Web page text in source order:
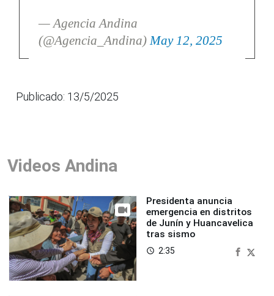
— Agencia Andina
(@Agencia_Andina)May 12, 2025
Publicado: 13/5/2025
Videos Andina
Presidenta anuncia
emergencia en distritos
de Junín y Huancavelica
tras sismo
access_time 2:35